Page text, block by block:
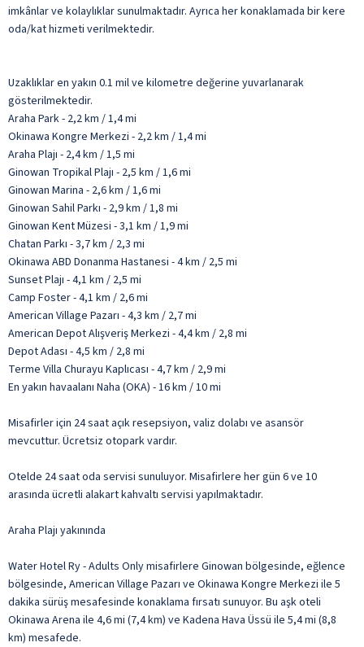
imkânlar ve kolaylıklar sunulmaktadır. Ayrıca her konaklamada bir kere
oda/kat hizmeti verilmektedir.
Uzaklıklar en yakın 0.1 mil ve kilometre değerine yuvarlanarak
gösterilmektedir.
Araha Park - 2,2 km / 1,4 mi
Okinawa Kongre Merkezi - 2,2 km / 1,4 mi
Araha Plajı - 2,4 km / 1,5 mi
Ginowan Tropikal Plajı - 2,5 km / 1,6 mi
Ginowan Marina - 2,6 km / 1,6 mi
Ginowan Sahil Parkı - 2,9 km / 1,8 mi
Ginowan Kent Müzesi - 3,1 km / 1,9 mi
Chatan Parkı - 3,7 km / 2,3 mi
Okinawa ABD Donanma Hastanesi - 4 km / 2,5 mi
Sunset Plajı - 4,1 km / 2,5 mi
Camp Foster - 4,1 km / 2,6 mi
American Village Pazarı - 4,3 km / 2,7 mi
American Depot Alışveriş Merkezi - 4,4 km / 2,8 mi
Depot Adası - 4,5 km / 2,8 mi
Terme Villa Churayu Kaplıcası - 4,7 km / 2,9 mi
En yakın havaalanı Naha (OKA) - 16 km / 10 mi
Misafirler için 24 saat açık resepsiyon, valiz dolabı ve asansör
mevcuttur. Ücretsiz otopark vardır.
Otelde 24 saat oda servisi sunuluyor. Misafirlere her gün 6 ve 10
arasında ücretli alakart kahvaltı servisi yapılmaktadır.
Araha Plajı yakınında
Water Hotel Ry - Adults Only misafirlere Ginowan bölgesinde, eğlence
bölgesinde, American Village Pazarı ve Okinawa Kongre Merkezi ile 5
dakika sürüş mesafesinde konaklama fırsatı sunuyor. Bu aşk oteli
Okinawa Arena ile 4,6 mi (7,4 km) ve Kadena Hava Üssü ile 5,4 mi (8,8
km) mesafede.